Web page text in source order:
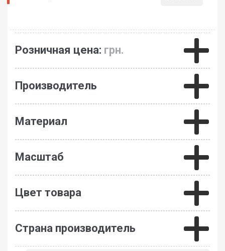
Розничная цена: грн.
Производитель
Материал
Масштаб
Цвет товара
Страна производитель